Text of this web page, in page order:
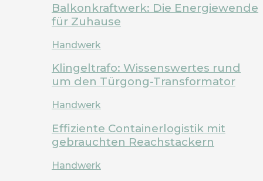
Balkonkraftwerk: Die Energiewende
für Zuhause
Handwerk
Klingeltrafo: Wissenswertes rund
um den Türgong-Transformator
Handwerk
Effiziente Containerlogistik mit
gebrauchten Reachstackern
Handwerk